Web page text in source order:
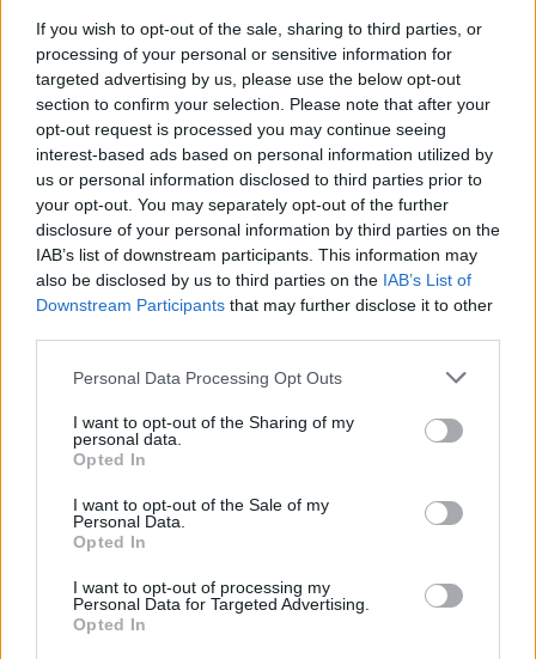
If you wish to opt-out of the sale, sharing to third parties, or
processing of your personal or sensitive information for
targeted advertising by us, please use the below opt-out
section to confirm your selection. Please note that after your
opt-out request is processed you may continue seeing
interest-based ads based on personal information utilized by
us or personal information disclosed to third parties prior to
your opt-out. You may separately opt-out of the further
disclosure of your personal information by third parties on the
IAB’s list of downstream participants. This information may
also be disclosed by us to third parties on the IAB’s List of
Downstream Participants that may further disclose it to other
Personal Data Processing Opt Outs
I want to opt-out of the Sharing of my
personal data.
Opted In
I want to opt-out of the Sale of my
Personal Data.
Opted In
I want to opt-out of processing my
Personal Data for Targeted Advertising.
Opted In
de
l’article
nouveau droit pour
expulser sans obstacle
envahissent vos plantes
d’intérieur, comment les
éliminer ?
Histoiredemaison
Voir tous les articles de
VOUS POURRIEZ AUSSI AIMER